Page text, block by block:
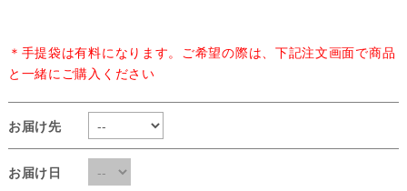
＊手提袋は有料になります。ご希望の際は、下記注文画面で商品
と一緒にご購入ください
お届け先
お届け日